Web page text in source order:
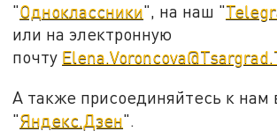
"Одноклассники", на наш "
или на электронную
почту
А также присоединяйтесь к нам
"Яндекс.Дзен".